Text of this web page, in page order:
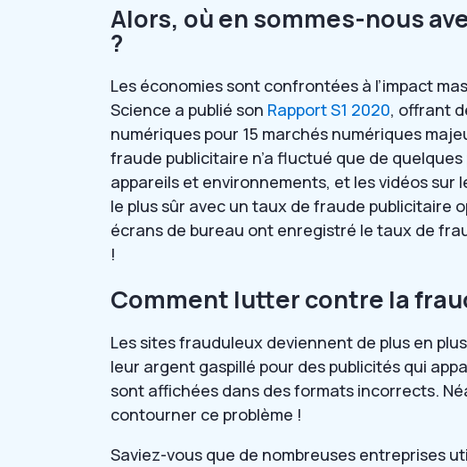
Alors, où en sommes-nous
?
Les économies sont confrontées à l’impact
Science a publié son Rapport S1 2020, offrant
numériques pour 15 marchés numériques
fraude publicitaire n’a fluctué que de
appareils et environnements, et les vidéos sur
le plus sûr avec un taux de fraude publicitaire
écrans de bureau ont enregistré le taux de
!
Comment lutter contre la
Les sites frauduleux deviennent de plus en
leur argent gaspillé pour des publicités qui
sont affichées dans des formats incorrects.
contourner ce problème !
Saviez-vous que de nombreuses entreprises